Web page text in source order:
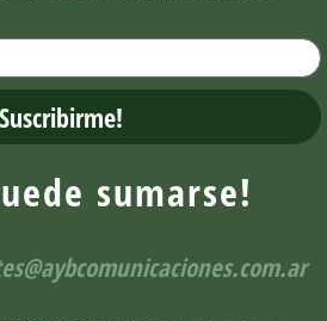
Suscribirme!
sumarse!